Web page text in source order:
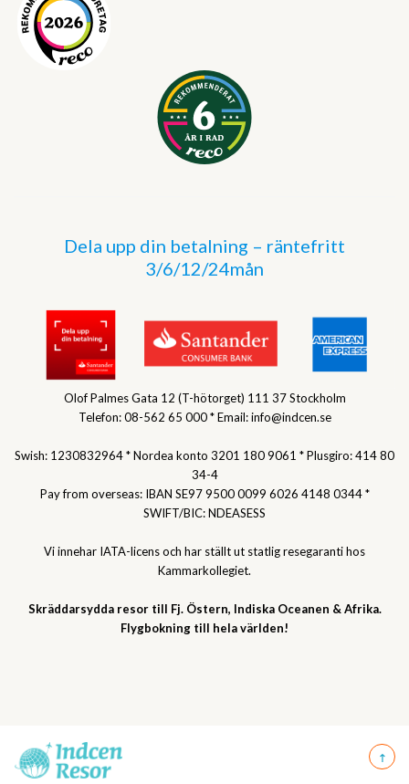
Dela upp din betalning – räntefritt
3/6/12/24mån
Olof Palmes Gata 12 (T-hötorget) 111 37 Stockholm
Telefon: 08-562 65 000 * Email: info@indcen.se
Swish: 1230832964 * Nordea konto 3201 180 9061 * Plusgiro: 414 80
34-4
Pay from overseas: IBAN SE97 9500 0099 6026 4148 0344 *
SWIFT/BIC: NDEASESS
Vi innehar IATA-licens och har ställt ut statlig resegaranti hos
Kammarkollegiet.
Skräddarsydda resor till Fj. Östern, Indiska Oceanen & Afrika.
Flygbokning till hela världen!